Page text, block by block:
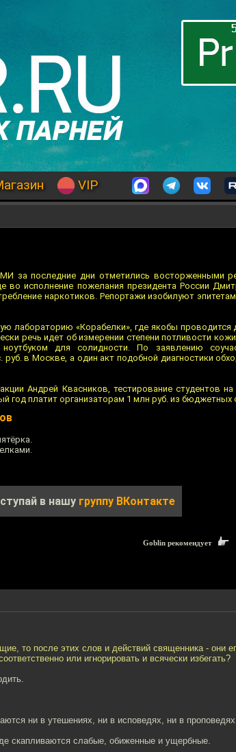
VIP
за последние дни отметились восторженными
во исполнение пожелания президента России
наркотиков. Репортажи изобилуют
лабораторию «Корабелки», где якобы проводится
речь идет об измерении степени потливости
для солидности. По заявлению
в Москве, а один акт подобной диагностики
Андрей Квасников, тестирование студентов
год платит организаторам 1 млн руб. из бюджетных
в нашу группу ВКонтакте
Goblin рекомендует
то после этих слов и действий священника - они
или игнорировать и всячески избегать?
ни в утешениях, ни в исповедях, ни в
скапливаются слабые, обиженные и ущербные.